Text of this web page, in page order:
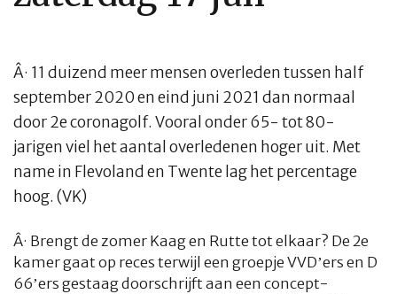
Â· 11 duizend meer mensen overleden tussen half
september 2020 en eind juni 2021 dan normaal
door 2e coronagolf. Vooral onder 65- tot 80-
jarigen viel het aantal overledenen hoger uit. Met
name in Flevoland en Twente lag het percentage
hoog. (VK)
Â· Brengt de zomer Kaag en Rutte tot elkaar? De 2e
kamer gaat op reces terwijl een groepje VVD’ers en D
66’ers gestaag doorschrijft aan een concept-